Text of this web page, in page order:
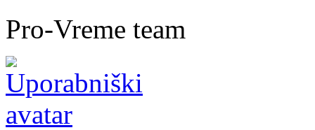
Pro-Vreme team